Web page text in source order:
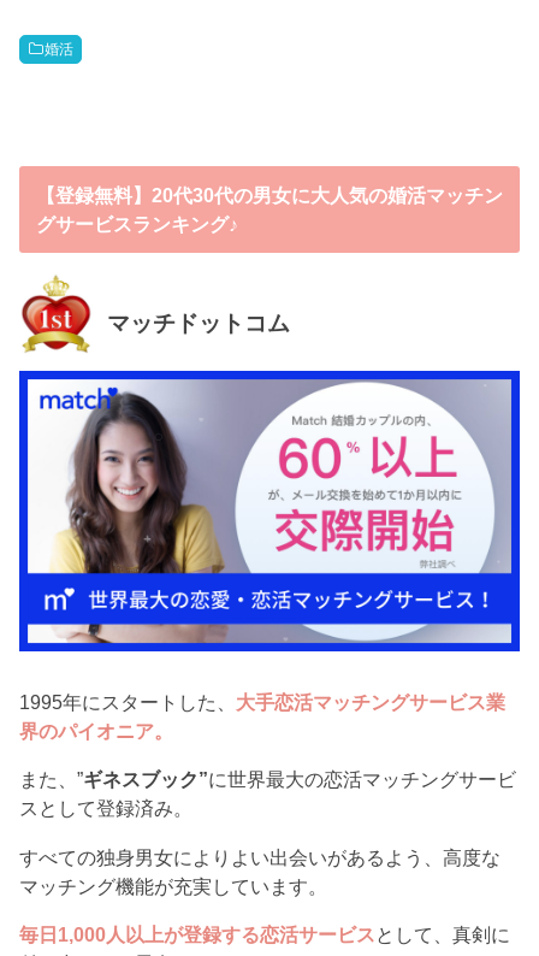
婚活
【登録無料】20代30代の男女に大人気の婚活マッチン
グサービスランキング♪
マッチドットコム
1995年にスタートした、 大手恋活マッチングサービス業
界のパイオニア。
また、”ギネスブック”に世界最大の恋活マッチングサービ
スとして登録済み。
すべての独身男女によりよい出会いがあるよう、高度な
マッチング機能が充実しています。
毎日1,000人以上が登録する恋活サービス として、真剣に